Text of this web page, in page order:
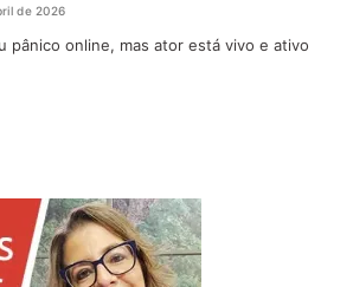
de 2026
pânico online, mas ator está vivo e ativo